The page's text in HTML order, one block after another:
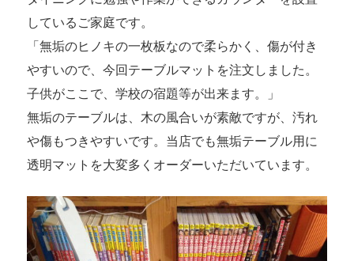
しているご家庭です。
「無垢のヒノキの一枚板なので柔らかく、傷が付き
やすいので、今回テーブルマットを注文しました。
子供がここで、学校の宿題等が出来ます。」
無垢のテーブルは、木の風合いが素敵ですが、汚れ
や傷もつきやすいです。当店でも無垢テーブル用に
透明マットを大変多くオーダーいただいています。